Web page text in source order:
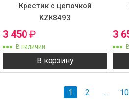
Крестик с цепочкой
KZK8493
3 450 ₽
В наличии
В корзину
3
1 2 ... 10